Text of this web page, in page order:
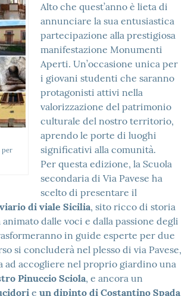
per
Alto che quest’anno è lieta di
annunciare la sua entusiastica
partecipazione alla prestigiosa
manifestazione Monumenti
Aperti. Un’occasione unica per
i giovani studenti che saranno
protagonisti attivi nella
valorizzazione del patrimonio
culturale del nostro territorio,
aprendo le porte di luoghi
significativi alla comunità.
Per questa edizione, la Scuola
secondaria di Via Pavese ha
scelto di presentare il
di viale Sicilia, sito ricco di storia
dalle voci e dalla passione degli
in guide esperte per due
si concluderà nel plesso di via Pavese,
ad accogliere nel proprio giardino una
Pinuccio Sciola, e ancora un
e un dipinto di Costantino Spada